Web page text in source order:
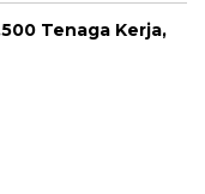
Tenaga Kerja,